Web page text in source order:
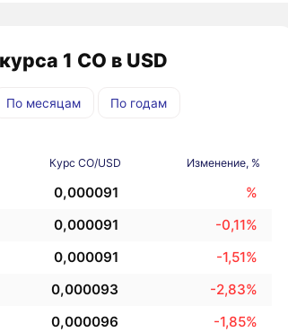
1 CO в USD
По месяцам По годам
Курс CO/USD Изменение, %
0,000091 %
0,000091 -0,11%
0,000091 -1,51%
0,000093 -2,83%
0,000096 -1,85%